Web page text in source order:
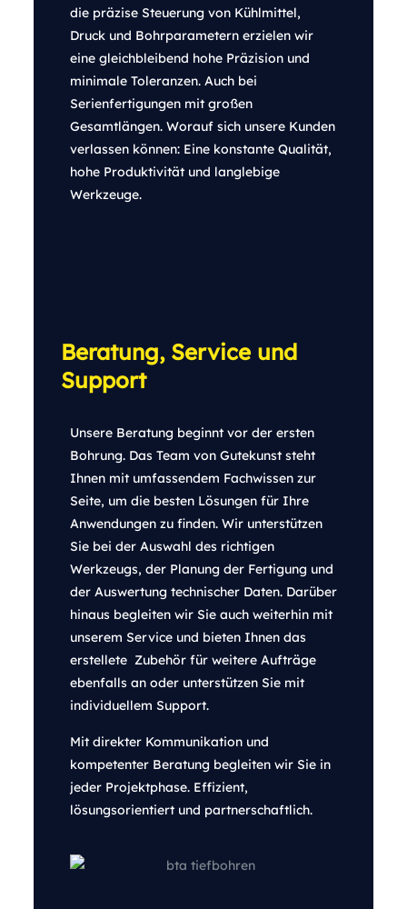
die präzise Steuerung von Kühlmittel,
Druck und Bohrparametern erzielen wir
eine gleichbleibend hohe Präzision und
minimale Toleranzen. Auch bei
Serienfertigungen mit großen
Gesamtlängen. Worauf sich unsere Kunden
verlassen können: Eine konstante Qualität,
hohe Produktivität und langlebige
Werkzeuge.
Beratung, Service und
Support
Unsere Beratung beginnt vor der ersten
Bohrung. Das Team von Gutekunst steht
Ihnen mit umfassendem Fachwissen zur
Seite, um die besten Lösungen für Ihre
Anwendungen zu finden. Wir unterstützen
Sie bei der Auswahl des richtigen
Werkzeugs, der Planung der Fertigung und
der Auswertung technischer Daten. Darüber
hinaus begleiten wir Sie auch weiterhin mit
unserem Service und bieten Ihnen das
erstellete Zubehör für weitere Aufträge
ebenfalls an oder unterstützen Sie mit
individuellem Support.
Mit direkter Kommunikation und
kompetenter Beratung begleiten wir Sie in
jeder Projektphase. Effizient,
lösungsorientiert und partnerschaftlich.